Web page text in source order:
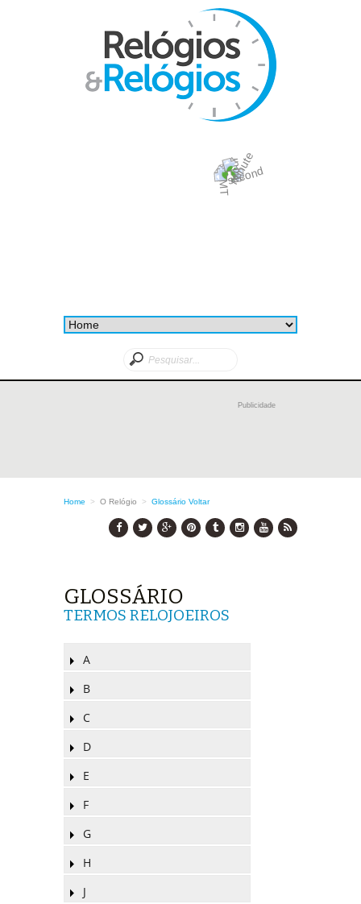
Publicidade
Home > O Relógio > Glossário Voltar
GLOSSÁRIO
TERMOS RELOJOEIROS
A
B
C
D
E
F
G
H
J